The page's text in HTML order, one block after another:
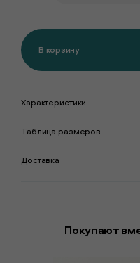
В корзину
Характеристики
Таблица размеров
Доставка
Покупают